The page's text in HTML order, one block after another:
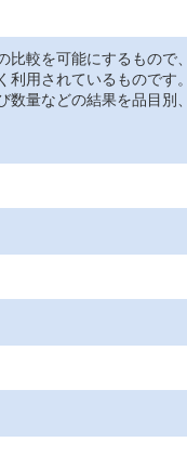
較を可能にするもので
用されているものです。
量などの結果を品目別